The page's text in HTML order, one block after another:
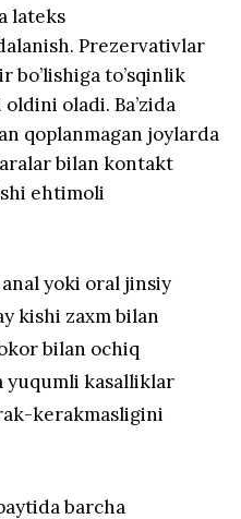
lateks
Prezervativlar
bo’lishiga to’sqinlik
oladi. Ba’zida
qoplanmagan joylarda
bilan kontakt
ehtimoli
yoki oral jinsiy
kishi zaxm bilan
bilan ochiq
yuqumli kasalliklar
kerakmasligini
barcha